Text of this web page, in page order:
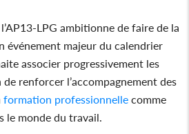
LPG ambitionne de faire de la
événement majeur du calendrier
associer progressivement les
renforcer l’accompagnement des
formation professionnelle comme
le monde du travail.